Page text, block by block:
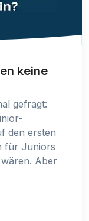
keine
gefragt:
den ersten
für Juniors
Aber